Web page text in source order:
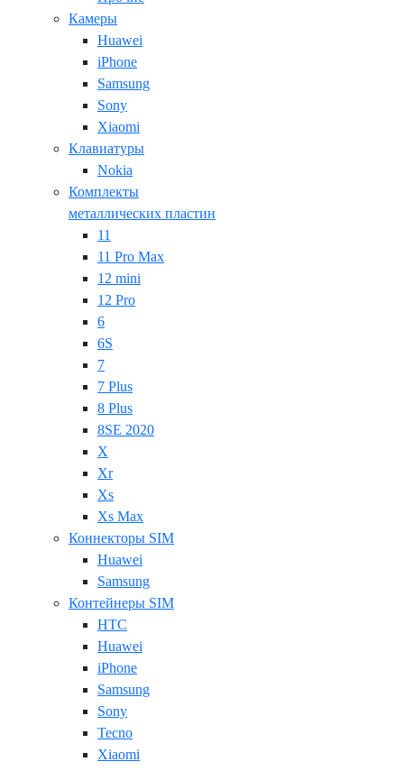
Камеры
Huawei
iPhone
Samsung
Sony
Xiaomi
Клавиатуры
Nokia
Комплекты
металлических пластин
11
11 Pro Max
12 mini
12 Pro
6
6S
7
7 Plus
8 Plus
8SE 2020
X
Xr
Xs
Xs Max
Коннекторы SIM
Huawei
Samsung
Контейнеры SIM
HTC
Huawei
iPhone
Samsung
Sony
Tecno
Xiaomi